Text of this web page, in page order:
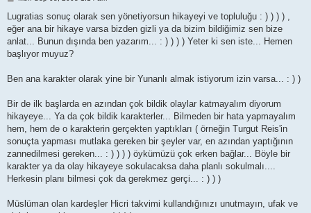
s
Lugratias sonuç olarak sen yönetiyorsun hikayeyi ve topluluğu : ) ) ) ) ,
eğer ana bir hikaye varsa bizden gizli ya da bizim bildiğimiz sen bize
anlat... Bunun dışında ben yazarım... : ) ) ) ) Yeter ki sen iste... Hemen
başlıyor muyuz?
Ben ana karakter olarak yine bir Yunanlı almak istiyorum izin varsa... : ) )
Bir de ilk başlarda en azından çok bildik olaylar katmayalım diyorum
hikayeye... Ya da çok bildik karakterler... Bilmeden bir hata yapmayalım
hem, hem de o karakterin gerçekten yaptıkları ( örneğin Turgut Reis'in
sonuçta yapması mutlaka gereken bir şeyler var, en azından yaptığının
zannedilmesi gereken... : ) ) ) ) öykümüzü çok erken bağlar... Böyle bir
karakter ya da olay hikayeye sokulacaksa daha planlı sokulmalı....
Herkesin planı bilmesi çok da gerekmez gerçi... : ) ) )
Müslüman olan kardeşler Hicri takvimi kullandığınızı unutmayın, ufak ve